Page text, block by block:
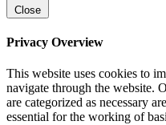
Close
Privacy Overview
This website uses cookies to
navigate through the website.
are categorized as necessary
essential for the working of